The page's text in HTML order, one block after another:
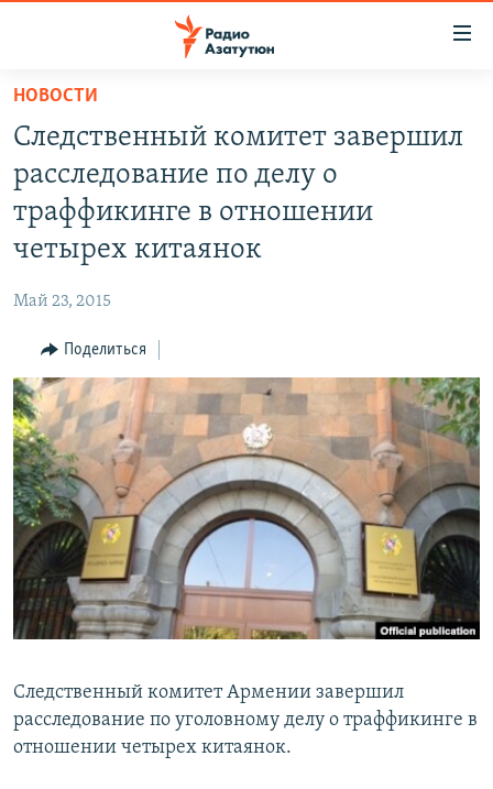
Перейти
основному
содержанию
Перейти
основной
Перейти
поиску
НОВОСТИ
ПОЛИТИКА
РЕГИОН
НАГОРНЫЙ КАРАБАХ
КУЛЬТУРА
СПОРТ
АРХИВ
Հայերեն
English
Русский
НОВОСТИ
Следственный комитет завершил
расследование по делу о
траффикинге в отношении
четырех китаянок
Май 23, 2015
Поделиться
Следственный комитет Армении завершил
расследование по уголовному делу о траффикинге в
отношении четырех китаянок.